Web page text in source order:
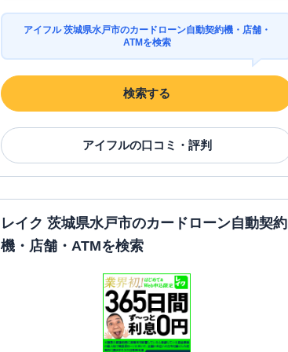
アイフル 茨城県水戸市のカードローン自動契約機・店舗・
ATMを検索
検索する
アイフルの口コミ・評判
レイク 茨城県水戸市のカードローン自動契約
機・店舗・ATMを検索